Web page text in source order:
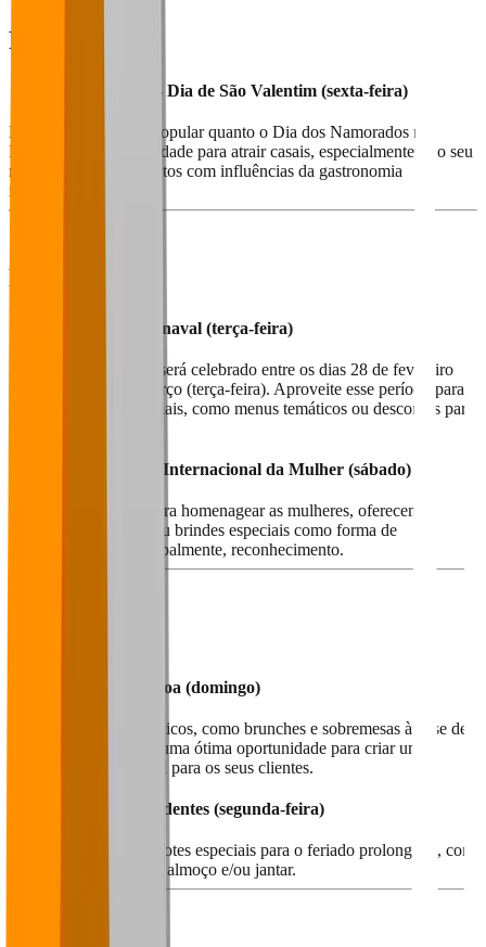
Fevereiro
14 de Fevereiro - Dia de São Valentim (sexta-feira)
Embora não seja tão popular quanto o Dia dos Namorados no
Brasil, é uma oportunidade para atrair casais, especialmente se o seu
restaurante oferece pratos com influências da gastronomia
internacional.
Março
4 de Março - Carnaval (terça-feira)
Em 2025, o Carnaval será celebrado entre os dias 28 de fevereiro
(sexta-feira) e 4 de março (terça-feira). Aproveite esse período para
criar promoções especiais, como menus temáticos ou descontos para
8 de Março - Dia Internacional da Mulher (sábado)
Uma excelente data para homenagear as mulheres, oferecendo
sobremesas gratuitas ou brindes especiais como forma de
celebração, mas principalmente, reconhecimento.
20 de Abril - Páscoa (domingo)
Invista em pratos temáticos, como brunches e sobremesas à base de
chocolate. Portanto, é uma ótima oportunidade para criar uma
experiência memorável para os seus clientes.
21 de Abril - Tiradentes (segunda-feira)
Ideal para oferecer pacotes especiais para o feriado prolongado, com
ofertas exclusivas para almoço e/ou jantar.